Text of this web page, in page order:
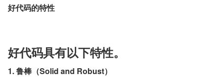
好代码的特性
好代码具有以下特性。
1. 鲁棒（Solid and Robust）